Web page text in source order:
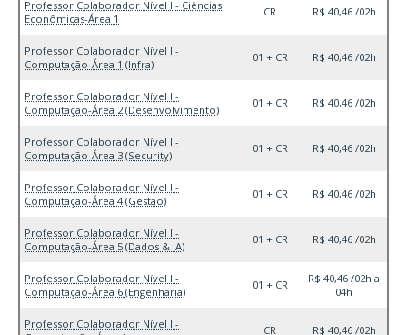
Professor Colaborador Nível I - Ciências
Econômicas-Área 1
CR R$ 40,46 /02h
Professor Colaborador Nível I -
Computação-Área 1 (Infra)
01 + CR R$ 40,46 /02h
Professor Colaborador Nível I -
Computação-Área 2 (Desenvolvimento)
01 + CR R$ 40,46 /02h
Professor Colaborador Nível I -
Computação-Área 3 (Security)
01 + CR R$ 40,46 /02h
Professor Colaborador Nível I -
Computação-Área 4 (Gestão)
01 + CR R$ 40,46 /02h
Professor Colaborador Nível I -
Computação-Área 5 (Dados & IA)
01 + CR R$ 40,46 /02h
Professor Colaborador Nível I -
Computação-Área 6 (Engenharia)
01 + CR
R$ 40,46 /02h a
04h
Professor Colaborador Nível I -
CR R$ 40,46 /02h